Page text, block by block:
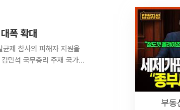
폭 확대
제 참사의 피해자 지원을
부동